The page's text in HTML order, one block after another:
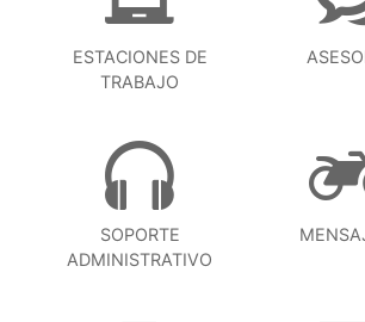
ESTACIONES DE
TRABAJO
SOPORTE
ADMINISTRATIVO